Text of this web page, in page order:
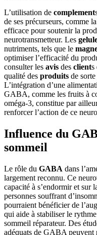
L’utilisation de complement
de ses précurseurs, comme la
efficace pour soutenir la
neurotransmetteur. Les
nutriments, tels que le
optimiser l’efficacité du
consulter les avis des clients
qualité des produits de
L’intégration d’une
GABA, comme les fruits à
oméga-3, constitue par
renforcer l’action de ce
Influence du
sommeil
Le rôle du GABA dans
largement reconnu. Ce
capacité à s’endormir et sur
personnes souffrant
pourraient bénéficier de
qui aide à stabiliser le
sommeil réparateur. Des
adéquats de GABA peuvent